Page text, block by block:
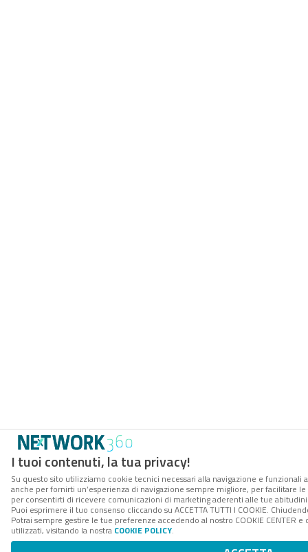
I tuoi contenuti, la tua privacy!
Su questo sito utilizziamo cookie tecnici necessari alla navigazione e funzionali
anche per fornirti un’esperienza di navigazione sempre migliore, per facilitare
per consentirti di ricevere comunicazioni di marketing aderenti alle tue
Puoi esprimere il tuo consenso cliccando su ACCETTA TUTTI I COOKIE.
Potrai sempre gestire le tue preferenze accedendo al nostro COOKIE CENTER
utilizzati, visitando la nostra COOKIE POLICY.